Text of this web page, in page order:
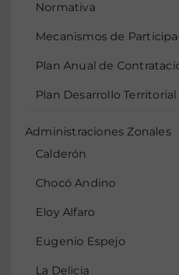
Normativa
Mecanismos de
Plan Anual de
Plan Desarrollo Territorial
Administraciones Zonales
Calderón
Chocó Andino
Eloy Alfaro
Eugenio Espejo
La Delicia